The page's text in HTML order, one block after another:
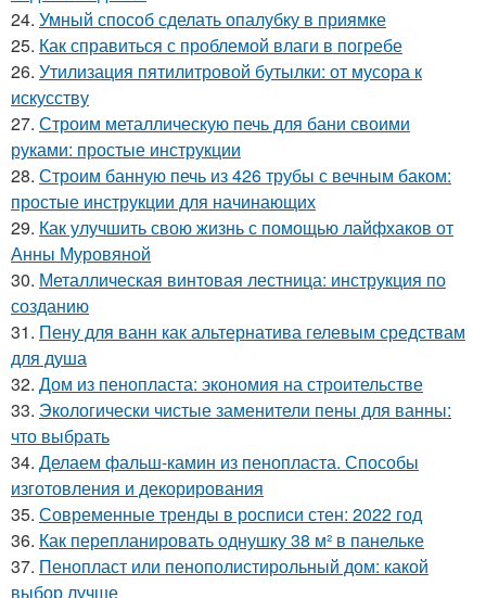
24. Умный способ сделать опалубку в приямке
25. Как справиться с проблемой влаги в погребе
26. Утилизация пятилитровой бутылки: от мусора к
искусству
27. Строим металлическую печь для бани своими
руками: простые инструкции
28. Строим банную печь из 426 трубы с вечным баком:
простые инструкции для начинающих
29. Как улучшить свою жизнь с помощью лайфхаков от
Анны Муровяной
30. Металлическая винтовая лестница: инструкция по
созданию
31. Пену для ванн как альтернатива гелевым средствам
для душа
32. Дом из пенопласта: экономия на строительстве
33. Экологически чистые заменители пены для ванны:
что выбрать
34. Делаем фальш-камин из пенопласта. Способы
изготовления и декорирования
35. Современные тренды в росписи стен: 2022 год
36. Как перепланировать однушку 38 м² в панельке
37. Пенопласт или пенополистирольный дом: какой
выбор лучше